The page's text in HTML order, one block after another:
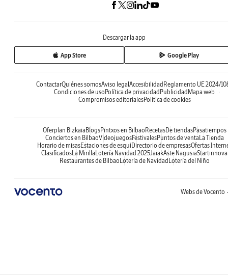
Descargar la app
App Store Google Play
ContactarQuiénes somosAviso legal Accesibilidad Reglamento UE 2024/
Condiciones de uso Política de privacidad Publicidad Mapa web
Compromisos editorialesPolítica de cookies
Oferplan Bizkaia BlogsPintxos en Bilbao RecetasDe tiendasPasatiempos
Conciertos en BilbaoVideojuegosFestivalesPuntos de venta La Tienda
Horario de misasEstaciones de esquíDirectorio de empresasOfertas
ClasificadosLa Mirilla Lotería Navidad 2025JaiakAste NagusiaStartinnova
Restaurantes de Bilbao Lotería de Navidad Lotería del Niño
Webs de Vocento